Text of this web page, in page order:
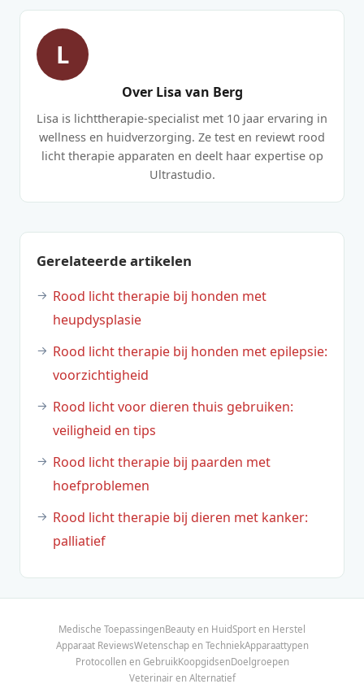
L
Over Lisa van Berg
Lisa is lichttherapie-specialist met 10 jaar ervaring in
wellness en huidverzorging. Ze test en reviewt rood
licht therapie apparaten en deelt haar expertise op
Ultrastudio.
Gerelateerde artikelen
Rood licht therapie bij honden met
heupdysplasie
Rood licht therapie bij honden met epilepsie:
voorzichtigheid
Rood licht voor dieren thuis gebruiken:
veiligheid en tips
Rood licht therapie bij paarden met
hoefproblemen
Rood licht therapie bij dieren met kanker:
palliatief
Medische ToepassingenBeauty en HuidSport en Herstel
Apparaat ReviewsWetenschap en TechniekApparaattypen
Protocollen en GebruikKoopgidsenDoelgroepen
Veterinair en Alternatief